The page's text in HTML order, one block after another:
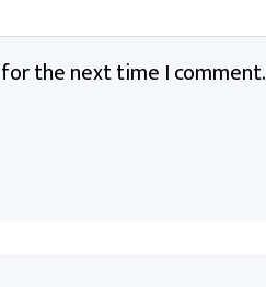
the next time I comment.